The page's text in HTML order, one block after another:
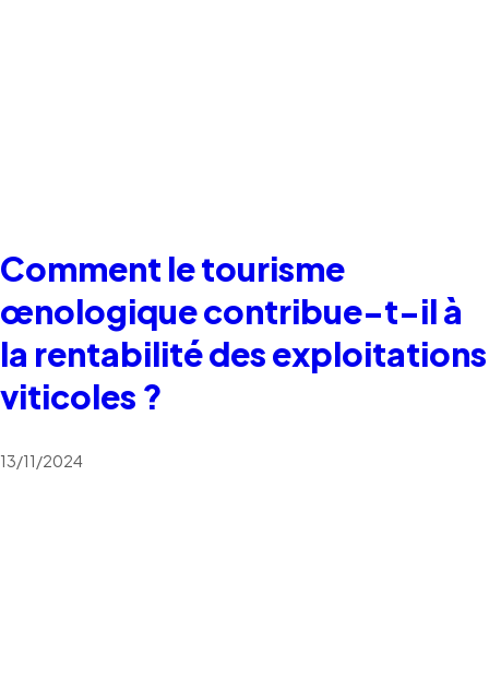
Comment le tourisme
œnologique contribue-t-il à
la rentabilité des exploitations
viticoles ?
13/11/2024